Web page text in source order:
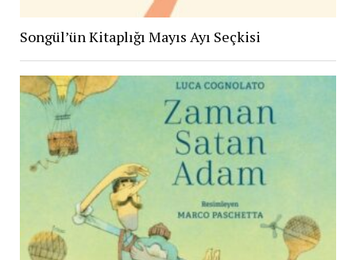
Songül’ün Kitaplığı Mayıs Ayı Seçkisi